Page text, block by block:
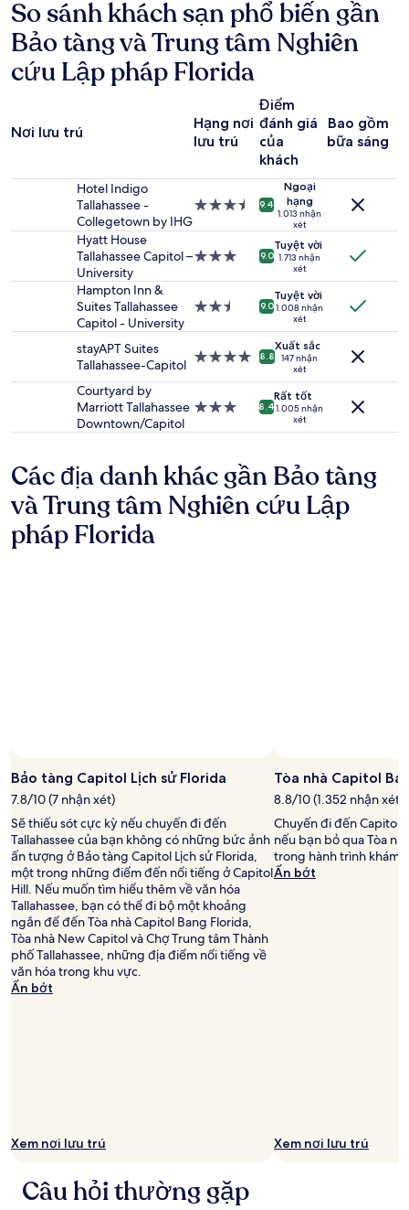
tìm
kiếm
trong
vòng
24
cho
lưu
2
Giá
trạng
thể
Có
áp
dụng
điều
khoản
bổ
sung.
So sánh khách sạn phổ biến gần
Bảo tàng và Trung tâm Nghiên
cứu Lập pháp Florida
Nơi lưu trú
Hạng nơi
lưu trú
Điểm
đánh giá
của
khách
Bao gồm
bữa sáng
Hotel Indigo
Tallahassee -
Collegetown by IHG
Nơi
3.5
9.4
Ngoại
hạng
1.013 nhận
xét
Hyatt House
Tallahassee Capitol –
University
Nơi
3.0
9.0
Tuyệt vời
1.713 nhận
xét
Hampton Inn &
Suites Tallahassee
Capitol - University
Nơi
2.5
9.0
Tuyệt vời
1.008 nhận
xét
stayAPT Suites
Tallahassee-Capitol Nơi
4.0
8.8
Xuất sắc
147 nhận
xét
Courtyard by
Marriott Tallahassee
Downtown/Capitol
Nơi
sao
8.4
Rất tốt
1.005 nhận
xét
Các địa danh khác gần Bảo tàng
và Trung tâm Nghiên cứu Lập
pháp Florida
Bảo tàng Capitol Lịch sử Florida
7.8/10 (7 nhận xét)
Sẽ thiếu sót cực kỳ nếu chuyến đi đến
Tallahassee của bạn không có những bức ảnh
ấn tượng ở Bảo tàng Capitol Lịch sử Florida,
một trong những điểm đến nổi tiếng ở Capitol
Hill. Nếu muốn tìm hiểu thêm về văn hóa
Tallahassee, bạn có thể đi bộ một khoảng
ngắn để đến Tòa nhà Capitol Bang Florida,
Tòa nhà New Capitol và Chợ Trung tâm Thành
phố Tallahassee, những địa điểm nổi tiếng về
văn hóa trong khu vực.
Ẩn bớt
Xem nơi lưu trú
Tòa nhà Capitol
8.8/10 (1.352 nhận xét)
Chuyến đi đến Capitol
nếu bạn bỏ qua Tòa
trong hành trình khám
Ẩn bớt
Xem nơi lưu trú
Câu hỏi thường gặp